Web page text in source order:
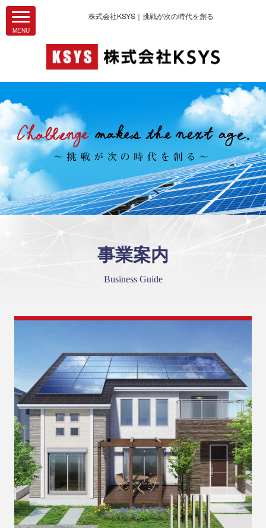
株式会社KSYS｜挑戦が次の時代を創る
事業案内
Business Guide